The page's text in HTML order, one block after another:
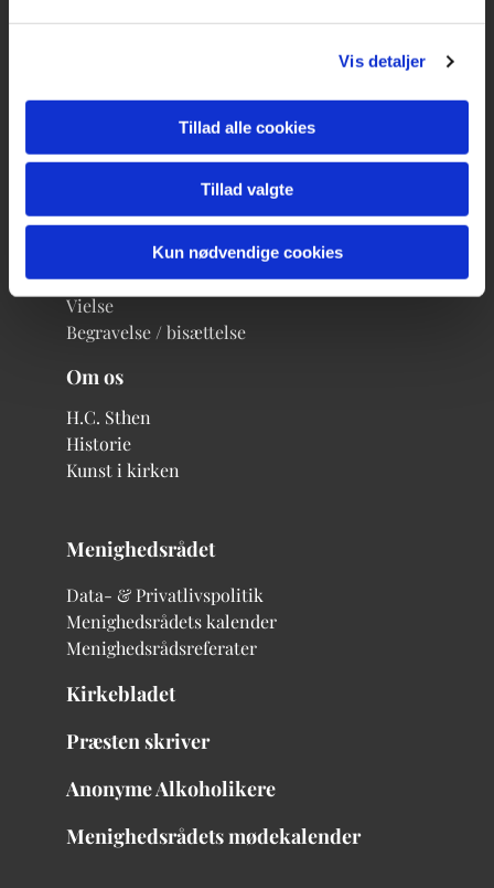
Vis detaljer
Tillad alle cookies
Tillad valgte
Kun nødvendige cookies
Kirketjenere
Kontaktperson
Livets gang
Dåb eller navngivelse
Konfirmation
Vielse
Begravelse / bisættelse
Om os
H.C. Sthen
Historie
Kunst i kirken
Menighedsrådet
Data- & Privatlivspolitik
Menighedsrådets kalender
Menighedsrådsreferater
Kirkebladet
Præsten skriver
Anonyme Alkoholikere
Menighedsrådets mødekalender